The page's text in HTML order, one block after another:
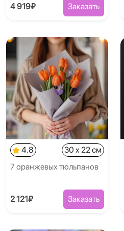
4 919₽ Заказать
4.8
30 x 22 см
7 оранжевых тюльпанов
2 121₽ Заказать